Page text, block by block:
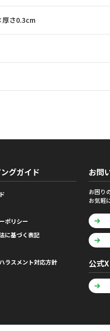
さ0.3cm
グガイド
ポリシー
に基づく表記
ラスメント対応方針
お問
お困り
お気軽
公式X